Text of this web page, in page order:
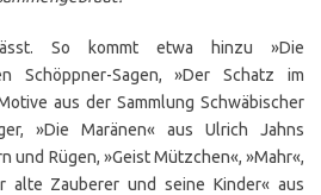
So kommt etwa hinzu »Die
Schöppner-Sagen, »Der Schatz im
aus der Sammlung Schwäbischer
»Die Maränen« aus Ulrich Jahns
und Rügen, »Geist Mützchen«, »Mahr«,
alte Zauberer und seine Kinder« aus